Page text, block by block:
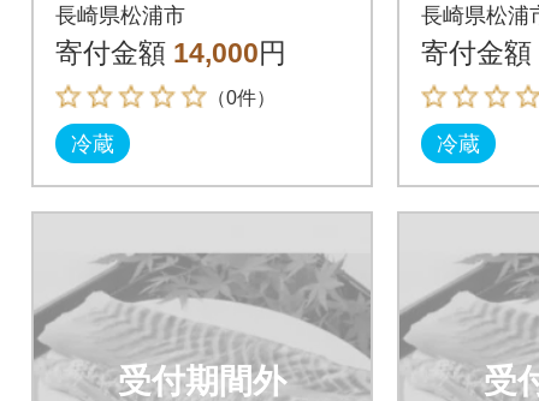
長崎県松浦市
寄付金額 14,000円
（0件）
冷蔵
長崎県松浦
寄付金額
冷蔵
受付期間外 受